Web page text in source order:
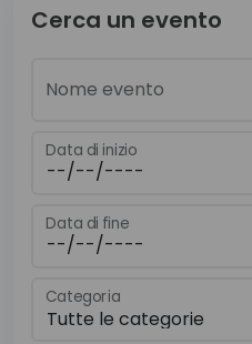
Cerca un evento
Nome evento
Data di inizio
Data di fine
Categoria